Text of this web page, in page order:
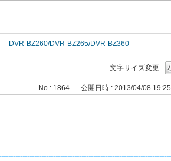
DVR-BZ260/DVR-BZ265/DVR-BZ360
文字サイズ変更
No : 1864 公開日時 : 2013/04/08 19:25